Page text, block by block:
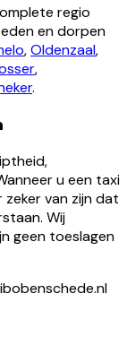
regio
en dorpen
,Oldenzaal,
,
.
u een taxi
zeker van zijn dat
Wij
geen toeslagen